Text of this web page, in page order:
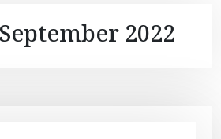
September 2022